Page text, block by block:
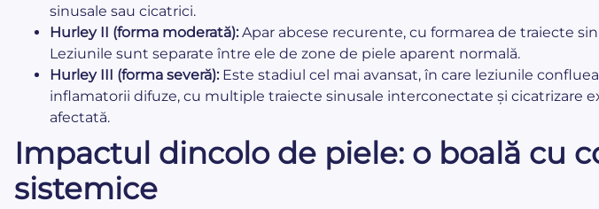
sinusale sau cicatrici.
Hurley II (forma moderată):Apar abcese recurente, cu formarea de traiecte
Leziunile sunt separate între ele de zone de piele aparent normală.
Hurley III (forma severă):Este stadiul cel mai avansat, în care leziunile
inflamatorii difuze, cu multiple traiecte sinusale interconectate și cicatrizare
afectată.
Impactul dincolo de piele: o boală cu
sistemice